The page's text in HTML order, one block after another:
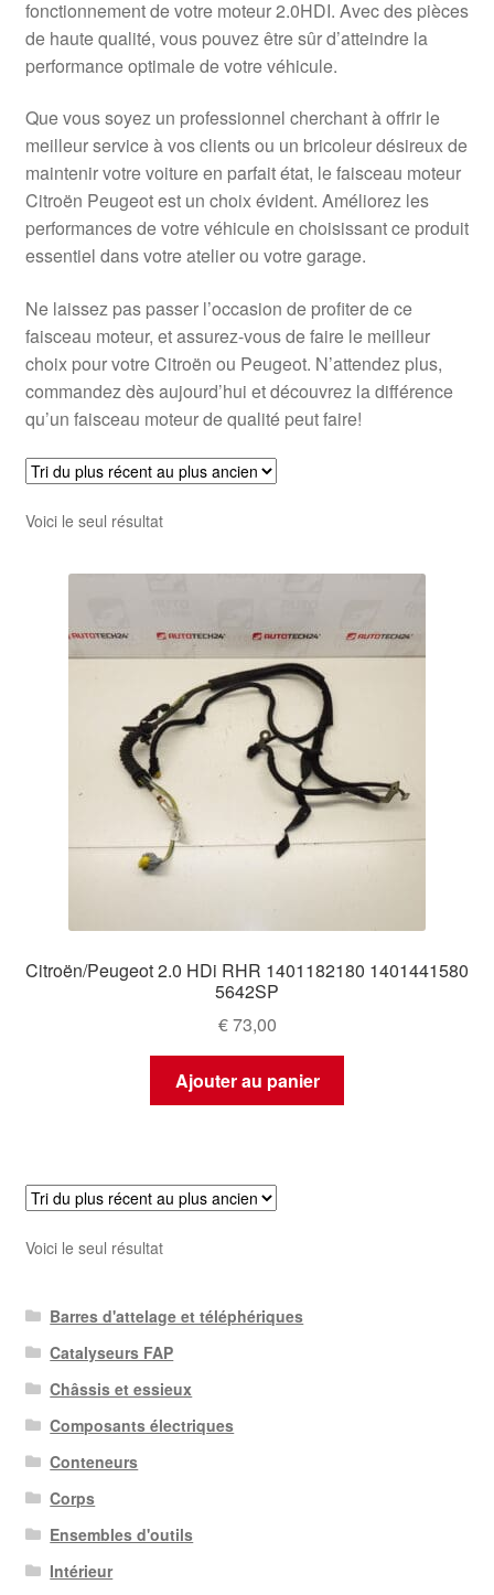
Politique de confidentialité
Procédure de Réclamation
Termes et conditions
fonctionnement de votre moteur 2.0HDI. Avec des pièces
de haute qualité, vous pouvez être sûr d’atteindre la
performance optimale de votre véhicule.
Que vous soyez un professionnel cherchant à offrir le
meilleur service à vos clients ou un bricoleur désireux de
maintenir votre voiture en parfait état, le faisceau moteur
Citroën Peugeot est un choix évident. Améliorez les
performances de votre véhicule en choisissant ce produit
essentiel dans votre atelier ou votre garage.
Ne laissez pas passer l’occasion de profiter de ce
faisceau moteur, et assurez-vous de faire le meilleur
choix pour votre Citroën ou Peugeot. N’attendez plus,
commandez dès aujourd’hui et découvrez la différence
qu’un faisceau moteur de qualité peut faire!
Voici le seul résultat
Citroën/Peugeot 2.0 HDi RHR 1401182180 1401441580
5642SP
€73,00
Ajouter au panier
Voici le seul résultat
Barres d'attelage et téléphériques
Catalyseurs FAP
Châssis et essieux
Composants électriques
Conteneurs
Corps
Ensembles d'outils
Intérieur